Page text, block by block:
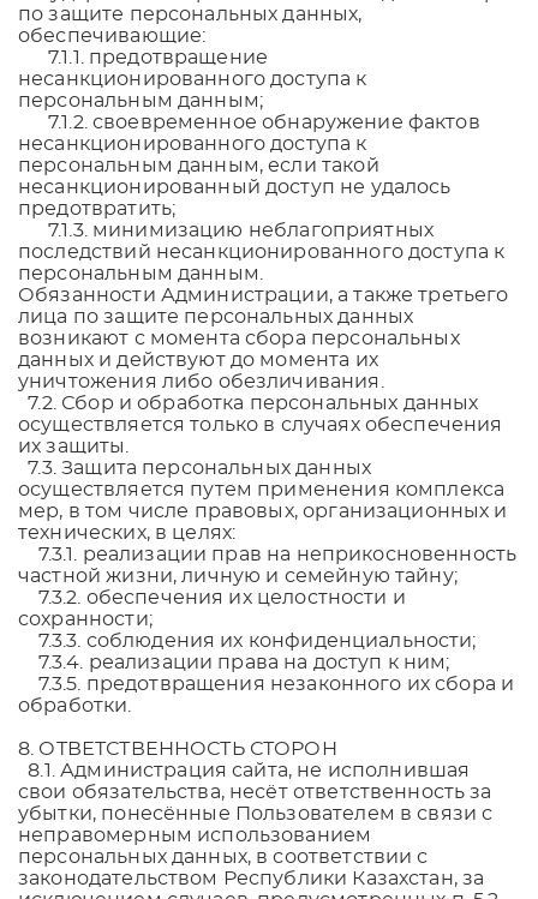
по защите персональных данных,
обеспечивающие:
7.1.1. предотвращение
несанкционированного доступа к
персональным данным;
7.1.2. своевременное обнаружение фактов
несанкционированного доступа к
персональным данным, если такой
несанкционированный доступ не удалось
предотвратить;
7.1.3. минимизацию неблагоприятных
последствий несанкционированного доступа к
персональным данным.
Обязанности Администрации, а также третьего
лица по защите персональных данных
возникают с момента сбора персональных
данных и действуют до момента их
уничтожения либо обезличивания.
7.2. Сбор и обработка персональных данных
осуществляется только в случаях обеспечения
их защиты.
7.3. Защита персональных данных
осуществляется путем применения комплекса
мер, в том числе правовых, организационных и
технических, в целях:
7.3.1. реализации прав на неприкосновенность
частной жизни, личную и семейную тайну;
7.3.2. обеспечения их целостности и
сохранности;
7.3.3. соблюдения их конфиденциальности;
7.3.4. реализации права на доступ к ним;
7.3.5. предотвращения незаконного их сбора и
обработки.
8. ОТВЕТСТВЕННОСТЬ СТОРОН
8.1. Администрация сайта, не исполнившая
свои обязательства, несёт ответственность за
убытки, понесённые Пользователем в связи с
неправомерным использованием
персональных данных, в соответствии с
законодательством Республики Казахстан, за